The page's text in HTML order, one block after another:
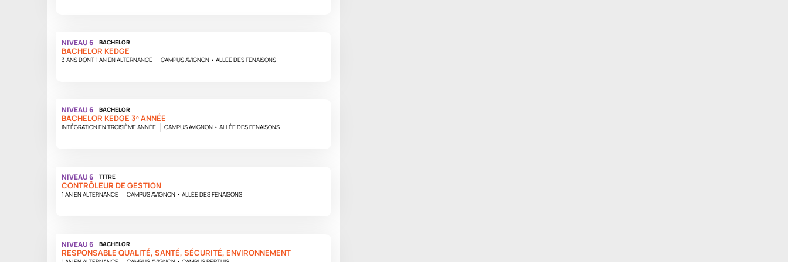
NIVEAU 6 BACHELOR
BACHELOR KEDGE
3 ANS DONT 1 AN EN ALTERNANCE CAMPUS AVIGNON • ALLÉE DES FENAISONS
NIVEAU 6 BACHELOR
BACHELOR KEDGE 3ᵉ ANNÉE
INTÉGRATION EN TROISIÈME ANNÉE CAMPUS AVIGNON • ALLÉE DES FENAISONS
NIVEAU 6 TITRE
CONTRÔLEUR DE GESTION
1 AN EN ALTERNANCE CAMPUS AVIGNON • ALLÉE DES FENAISONS
NIVEAU 6 BACHELOR
RESPONSABLE QUALITÉ, SANTÉ, SÉCURITÉ, ENVIRONNEMENT